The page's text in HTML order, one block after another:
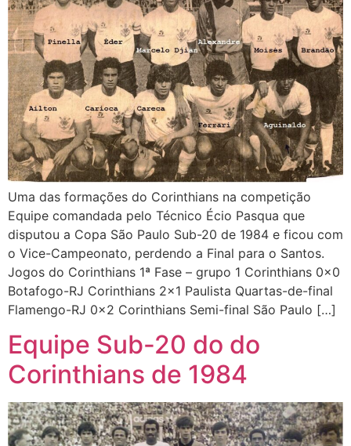
Uma das formações do Corinthians na competição
Equipe comandada pelo Técnico Écio Pasqua que
disputou a Copa São Paulo Sub-20 de 1984 e ficou com
o Vice-Campeonato, perdendo a Final para o Santos.
Jogos do Corinthians 1ª Fase – grupo 1 Corinthians 0x0
Botafogo-RJ Corinthians 2×1 Paulista Quartas-de-final
Flamengo-RJ 0x2 Corinthians Semi-final São Paulo […]
Equipe Sub-20 do do
Corinthians de 1984